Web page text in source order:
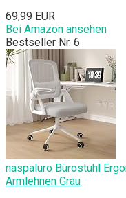
69,99 EUR
Bei Amazon ansehen
Bestseller Nr. 6
naspaluro Bürostuhl
Armlehnen Grau